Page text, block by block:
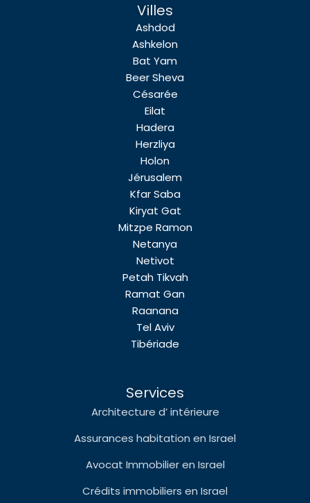
Villes
Ashdod
Ashkelon
Bat Yam
Beer Sheva
Césarée
Eilat
Hadera
Herzliya
Holon
Jérusalem
Kfar Saba
Kiryat Gat
Mitzpe Ramon
Netanya
Netivot
Petah Tikvah
Ramat Gan
Raanana
Tel Aviv
Tibériade
Services
Architecture d’ intérieure
Assurances habitation en Israel
Avocat Immobilier en Israel
Crédits immobiliers en Israel